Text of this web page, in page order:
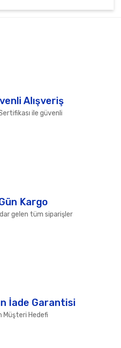
daha pahalı.
Alışveriş
ile güvenli
Kargo
gelen tüm siparişler
İade Garantisi
Müşteri Hedefi